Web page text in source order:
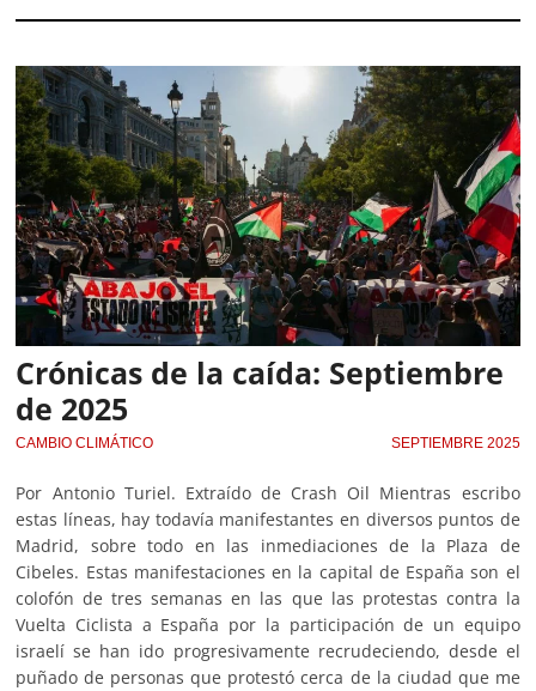
Crónicas de la caída: Septiembre
de 2025
CAMBIO CLIMÁTICO SEPTIEMBRE 2025
Por Antonio Turiel. Extraído de Crash Oil Mientras escribo
estas líneas, hay todavía manifestantes en diversos puntos de
Madrid, sobre todo en las inmediaciones de la Plaza de
Cibeles. Estas manifestaciones en la capital de España son el
colofón de tres semanas en las que las protestas contra la
Vuelta Ciclista a España por la participación de un equipo
israelí se han ido progresivamente recrudeciendo, desde el
puñado de personas que protestó cerca de la ciudad que me